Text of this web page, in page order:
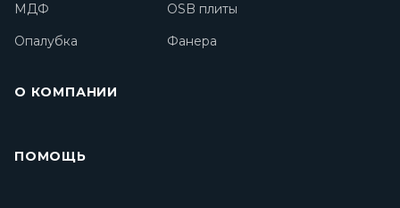
МДФ
OSB плиты
Опалубка
Фанера
О КОМПАНИИ
ПОМОЩЬ